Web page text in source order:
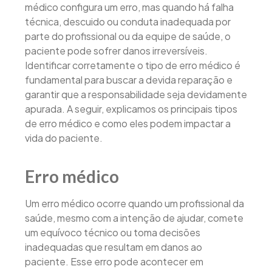
médico configura um erro, mas quando há falha
técnica, descuido ou conduta inadequada por
parte do profissional ou da equipe de saúde, o
paciente pode sofrer danos irreversíveis.
Identificar corretamente o tipo de erro médico é
fundamental para buscar a devida reparação e
garantir que a responsabilidade seja devidamente
apurada. A seguir, explicamos os principais tipos
de erro médico e como eles podem impactar a
vida do paciente.
Erro médico
Um erro médico ocorre quando um profissional da
saúde, mesmo com a intenção de ajudar, comete
um equívoco técnico ou toma decisões
inadequadas que resultam em danos ao
paciente. Esse erro pode acontecer em